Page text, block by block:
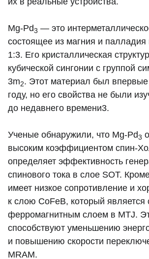
Mg-Pd3 — это
состоящее из магния и палладия
1:3. Его кристаллическая
кубической сингонии с группой
3m2. Этот материал был
году, но его свойства не были
до недавнего времени3.
Ученые обнаружили, что Mg-Pd3
высоким коэффициентом спин-
определяет эффективность
спинового тока в слое SOT.
имеет низкое сопротивление и
к слою CoFeB, который
ферромагнитным слоем в MTJ.
способствуют уменьшению
и повышению скорости
MRAM.